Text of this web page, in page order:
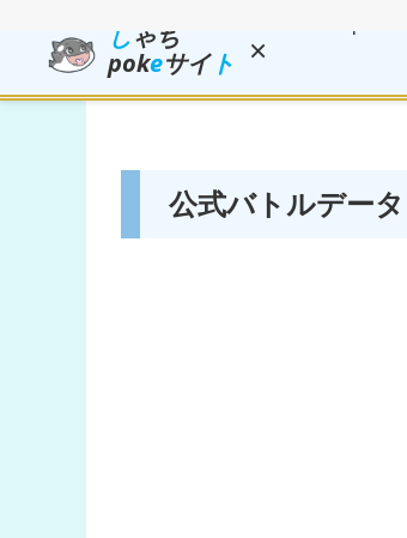
しゃち
pokeサイト ×
公式バトルデータ